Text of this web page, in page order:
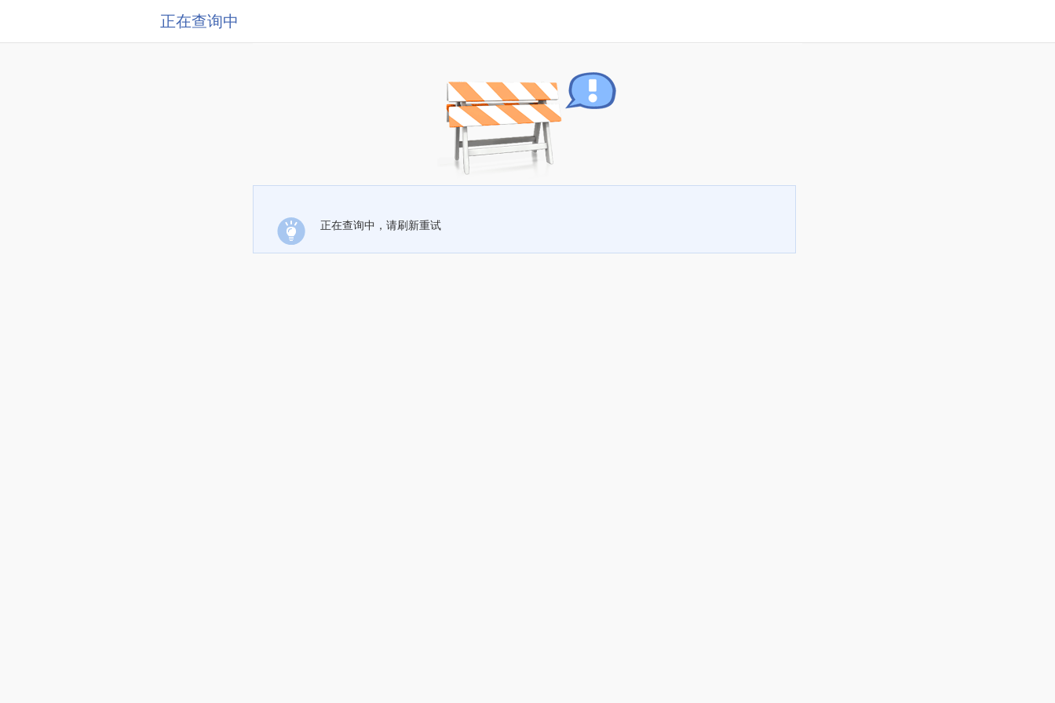
正在查询中
正在查询中，请刷新重试